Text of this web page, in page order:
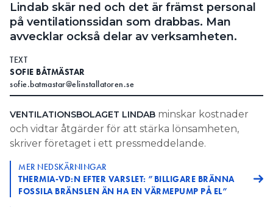
Lindab skär ned och det är främst personal
på ventilationssidan som drabbas. Man
avvecklar också delar av verksamheten.
TEXT
SOFIE BÅTMÄSTAR
sofie.batmastar@elinstallatoren.se
VENTILATIONSBOLAGET LINDAB minskar kostnader
och vidtar åtgärder för att stärka lönsamheten,
skriver företaget i ett pressmeddelande.
MER NEDSKÄRNINGAR
THERMIA-VD:N EFTER VARSLET: ”BILLIGARE BRÄNNA
FOSSILA BRÄNSLEN ÄN HA EN VÄRMEPUMP PÅ EL”